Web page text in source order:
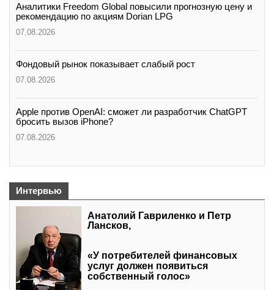
Аналитики Freedom Global повысили прогнозную цену и
рекомендацию по акциям Dorian LPG
07.08.2026
Фондовый рынок показывает слабый рост
07.08.2026
Apple против OpenAI: сможет ли разработчик ChatGPT
бросить вызов iPhone?
07.08.2026
Интервью
Анатолий Гавриленко и Петр
Лансков,
«У потребителей финансовых
услуг должен появиться
собственный голос»